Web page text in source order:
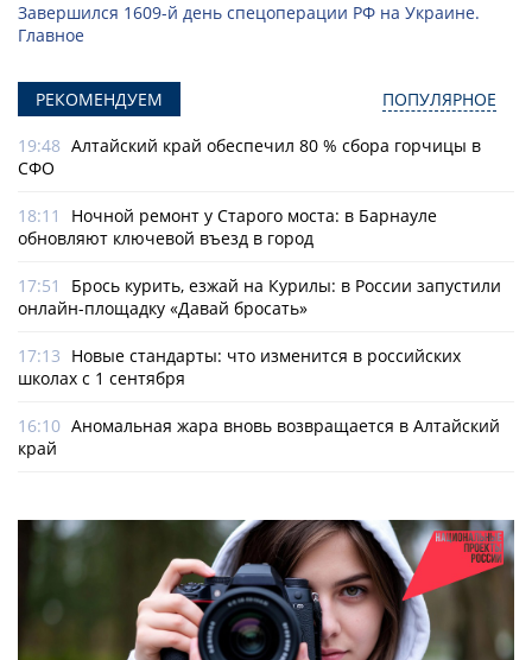
Завершился 1609-й день спецоперации РФ на Украине.
Главное
РЕКОМЕНДУЕМ ПОПУЛЯРНОЕ
19:48 Алтайский край обеспечил 80 % сбора горчицы в
СФО
18:11
Ночной ремонт у Старого моста: в Барнауле
обновляют ключевой въезд в город
17:51
Брось курить, езжай на Курилы: в России запустили
онлайн-­площадку «Давай бросать»
17:13 Новые стандарты: что изменится в российских
школах с 1 сентября
16:10 Аномальная жара вновь возвращается в Алтайский
край